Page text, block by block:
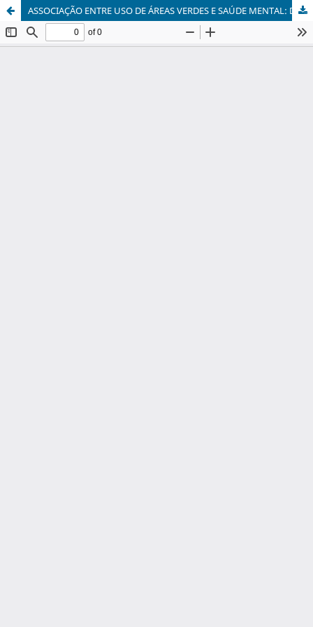
ASSOCIAÇÃO ENTRE USO DE ÁREAS VERDES E SAÚDE MENTAL: DOS PARQUES URBANOS PARA AS CIDADES SUSTENTÁVEIS